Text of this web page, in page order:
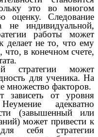
это во многом
оценку. Следование
не индивидуальной,
работы может
делает не то, что ему
что, в конечном счете,
стратегии может
для ученика. На
множество факторов.
зависеть от уровня
адекватно
(завышенный или
может привести к
себя стратегии